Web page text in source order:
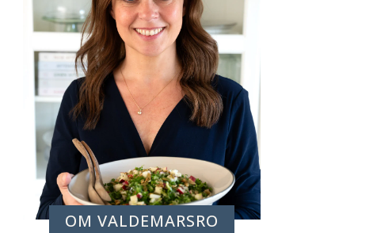
OM VALDEMARSRO